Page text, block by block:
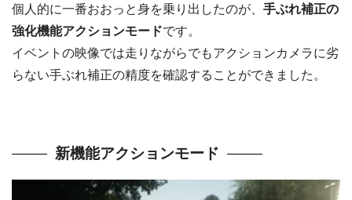
個人的に一番おおっと身を乗り出したのが、 手ぶれ補正の
強化機能アクションモードです。
イベントの映像では走りながらでもアクションカメラに劣
らない手ぶれ補正の精度を確認することができました。
新機能アクションモード